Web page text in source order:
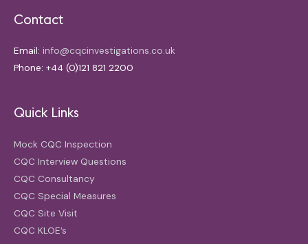
Contact
Email: info@cqcinvestigations.co.uk
Phone: +44 (0)121 821 2200
Quick Links
Mock CQC Inspection
CQC Interview Questions
CQC Consultancy
CQC Special Measures
CQC Site Visit
CQC KLOE’s